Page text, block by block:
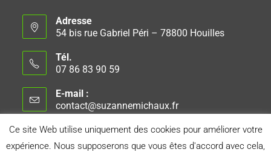
Adresse
54 bis rue Gabriel Péri – 78800 Houilles
Tél.
07 86 83 90 59
E-mail :
contact@suzannemichaux.fr
Ce site Web utilise uniquement des cookies pour améliorer votre
expérience. Nous supposerons que vous êtes d'accord avec cela,